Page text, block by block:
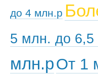
до 4 млн.р
5 млн. до 6,5
млн.рОт 1